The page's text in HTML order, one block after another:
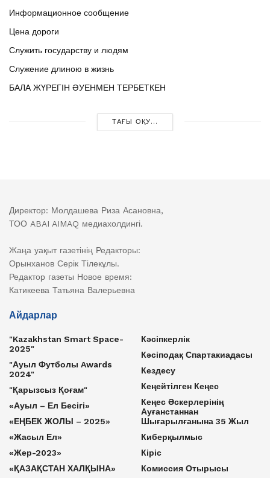
Информационное сообщение
Цена дороги
Служить государству и людям
Служение длиною в жизнь
БАЛА ЖҮРЕГІН ӘУЕНМЕН ТЕРБЕТКЕН
ТАҒЫ ОҚУ...
Директор: Молдашева Риза Асановна,
ТОО ABAI AIMAQ медиахолдингі.
Жаңа уақыт газетінің Редакторы:
Орынханов Серік Тілекұлы.
Редактор газеты Новое время:
Катикеева Татьяна Валерьевна
Айдарлар
"Kazakhstan Smart Space-
2025"
"Ауыл Футболы Awards
2024"
"Қарызсыз Қоғам"
«Ауыл – Ел Бесігі»
«ЕҢБЕК ЖОЛЫ – 2025»
«Жасыл Ел»
«Жер-2023»
«ҚАЗАҚСТАН ХАЛҚЫНА»
Кәсіпкерлік
Кәсіподақ Спартакиадасы
Кездесу
Кеңейтілген Кеңес
Кеңес Әскерлерінің
Ауғанстаннан
Шығарылғанына 35 Жыл
Киберқылмыс
Кіріс
Комиссия Отырысы